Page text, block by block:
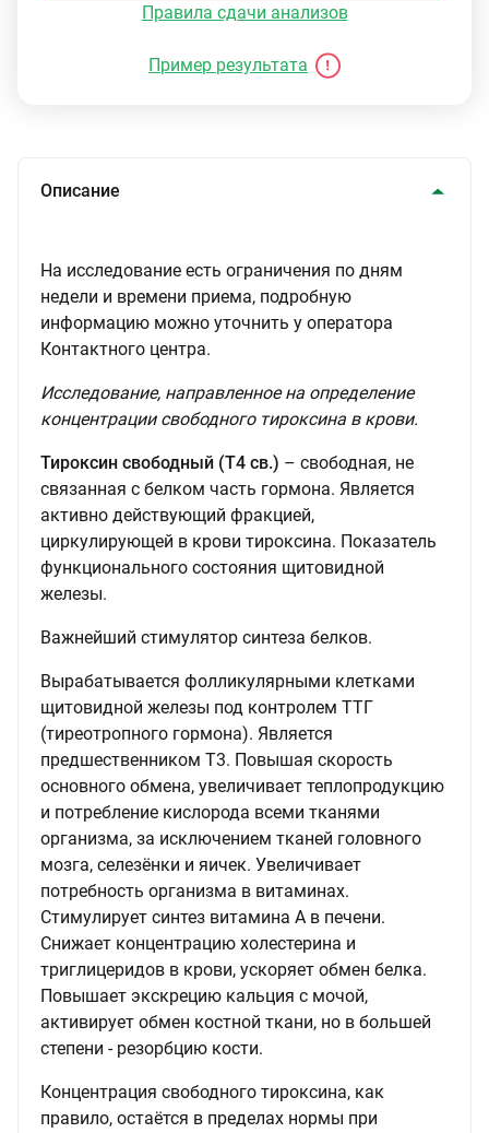
Правила сдачи анализов
Пример результата
Описание
На исследование есть ограничения по дням
недели и времени приема, подробную
информацию можно уточнить у оператора
Контактного центра.
Исследование, направленное на определение
концентрации свободного тироксина в крови.
Тироксин свободный (Т4 св.) – свободная, не
связанная с белком часть гормона. Является
активно действующий фракцией,
циркулирующей в крови тироксина. Показатель
функционального состояния щитовидной
железы.
Важнейший стимулятор синтеза белков.
Вырабатывается фолликулярными клетками
щитовидной железы под контролем ТТГ
(тиреотропного гормона). Является
предшественником Т3. Повышая скорость
основного обмена, увеличивает теплопродукцию
и потребление кислорода всеми тканями
организма, за исключением тканей головного
мозга, селезёнки и яичек. Увеличивает
потребность организма в витаминах.
Стимулирует синтез витамина А в печени.
Снижает концентрацию холестерина и
триглицеридов в крови, ускоряет обмен белка.
Повышает экскрецию кальция с мочой,
активирует обмен костной ткани, но в большей
степени - резорбцию кости.
Концентрация свободного тироксина, как
правило, остаётся в пределах нормы при